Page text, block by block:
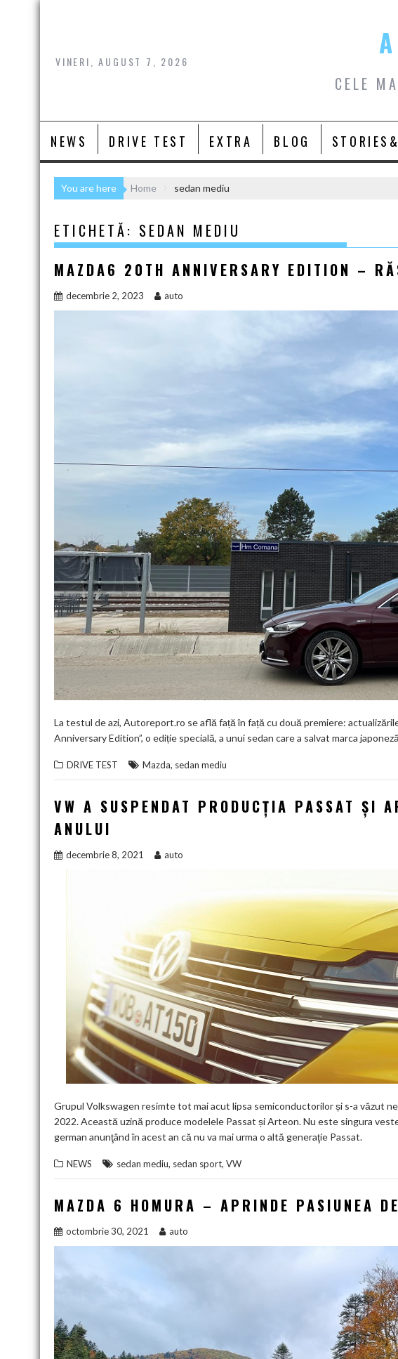
Skip
VINERI, AUGUST 7, 2026
CELE
NEWS DRIVE TEST EXTRA BLOG
You are here Home sedan mediu
ETICHETĂ: SEDAN MEDIU
MAZDA6 20TH ANNIVERSARY EDITION –
decembrie 2, 2023 auto
La testul de azi, Autoreport.ro se află față în față cu două premiere:
Anniversary Edition”, o ediție specială, a unui sedan care a salvat marca
DRIVE TEST Mazda, sedan mediu
VW A SUSPENDAT PRODUCȚIA PASSAT ȘI
ANULUI
decembrie 8, 2021 auto
Grupul Volkswagen resimte tot mai acut lipsa semiconductorilor și s-a văzut
2022. Această uzină produce modelele Passat și Arteon. Nu este singura
german anunţând în acest an că nu va mai urma o altă generaţie Passat.
NEWS sedan mediu, sedan sport, VW
MAZDA 6 HOMURA – APRINDE PASIUNEA
octombrie 30, 2021 auto